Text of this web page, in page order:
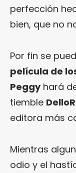
perfección
bien, que no
Por fin se
película de
Peggyhará
tiemble
editora más
Mientras
odio y el